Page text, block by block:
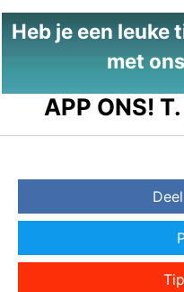
Heb je een leuke
met
APP ONS! T.